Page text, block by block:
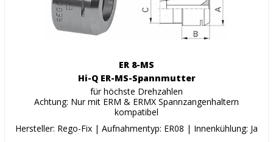
ER 8-MS
Hi-Q ER-MS-Spannmutter
für höchste Drehzahlen
Achtung: Nur mit ERM & ERMX Spannzangenhaltern
kompatibel
Hersteller: Rego-Fix | Aufnahmentyp: ER08 | Innenkühlung: Ja